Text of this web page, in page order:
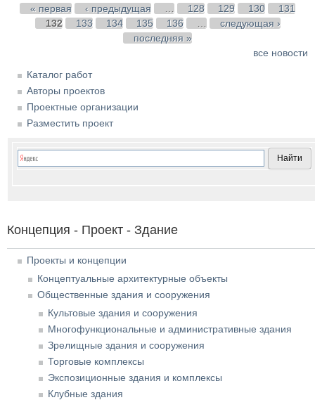
Страницы
« первая ‹ предыдущая 128 129 130
131
132
133 134 135 136
следующая ›
последняя »
все новости
Каталог работ
Авторы проектов
Проектные организации
Разместить проект
Концепция - Проект - Здание
Проекты и концепции
Концептуальные архитектурные объекты
Общественные здания и сооружения
Культовые здания и сооружения
Многофункциональные и административные здания
Зрелищные здания и сооружения
Торговые комплексы
Экспозиционные здания и комплексы
Клубные здания